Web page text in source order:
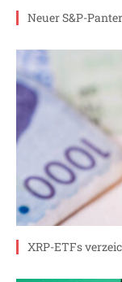
Neuer S&P-
XRP-ETFs